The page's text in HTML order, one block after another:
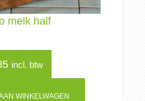
melk half
incl. btw
WINKELWAGEN